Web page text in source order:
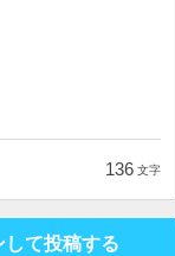
136 文字
して投稿する